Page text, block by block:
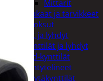
Mittarit
Kiukaat ja tarvikkeet
Tuoksut
Kynttilät ja lyhdyt
Kynttilät ja lyhdyt
Led-kynttilät
Lyhtytelineet
Pöytäkynttilät